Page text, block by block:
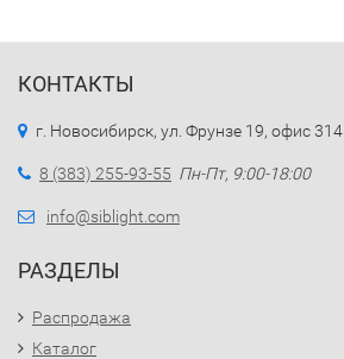
КОНТАКТЫ
г. Новосибирск, ул. Фрунзе 19, офис 314
8 (383) 255-93-55 Пн-Пт, 9:00-18:00
info@siblight.com
РАЗДЕЛЫ
Распродажа
Каталог